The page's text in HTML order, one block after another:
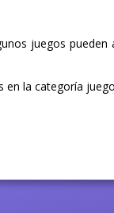
juegos pueden
la categoría